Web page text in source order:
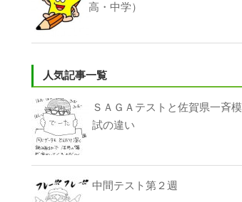
高・中学）
人気記事一覧
ＳＡＧＡテストと佐賀県一斉模
試の違い
中間テスト第２週